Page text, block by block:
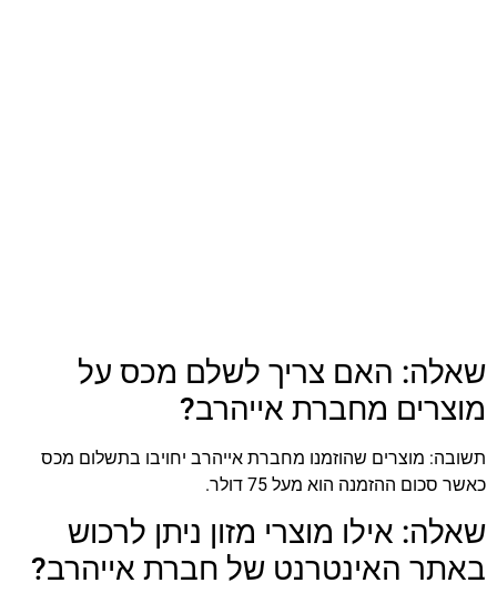
שאלה: האם צריך לשלם מכס על
מוצרים מחברת אייהרב?
תשובה: מוצרים שהוזמנו מחברת אייהרב יחויבו בתשלום מכס
כאשר סכום ההזמנה הוא מעל 75 דולר.
שאלה: אילו מוצרי מזון ניתן לרכוש
באתר האינטרנט של חברת אייהרב?